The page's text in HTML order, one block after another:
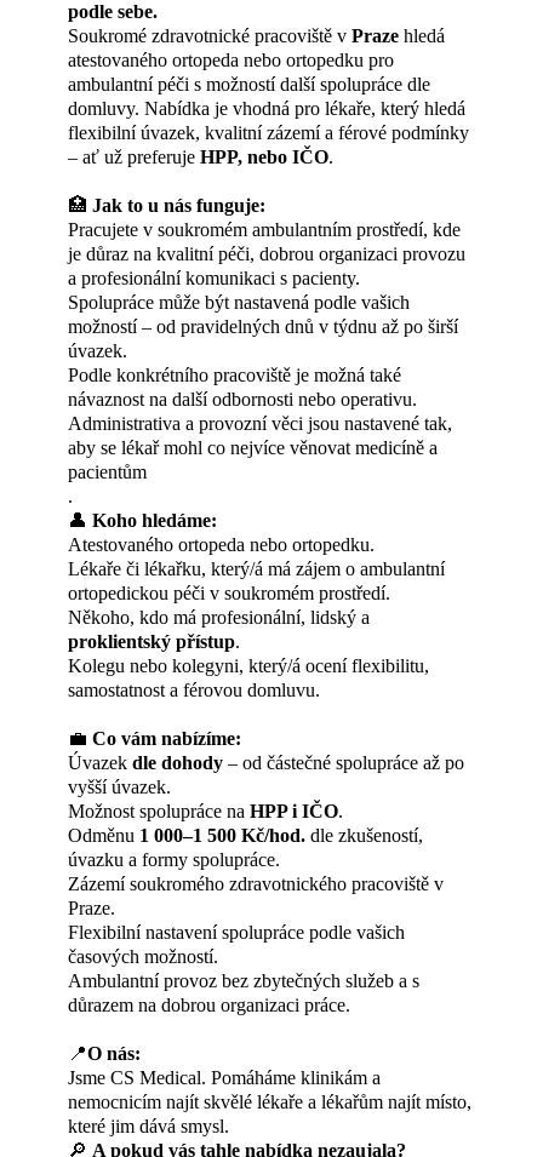
podle sebe.
Soukromé zdravotnické pracoviště v Praze hledá
atestovaného ortopeda nebo ortopedku pro
ambulantní péči s možností další spolupráce dle
domluvy. Nabídka je vhodná pro lékaře, který hledá
flexibilní úvazek, kvalitní zázemí a férové podmínky
– ať už preferuje HPP, nebo IČO.
🏥 Jak to u nás funguje:
Pracujete v soukromém ambulantním prostředí, kde
je důraz na kvalitní péči, dobrou organizaci provozu
a profesionální komunikaci s pacienty.
Spolupráce může být nastavená podle vašich
možností – od pravidelných dnů v týdnu až po širší
úvazek.
Podle konkrétního pracoviště je možná také
návaznost na další odbornosti nebo operativu.
Administrativa a provozní věci jsou nastavené tak,
aby se lékař mohl co nejvíce věnovat medicíně a
pacientům
.
👤 Koho hledáme:
Atestovaného ortopeda nebo ortopedku.
Lékaře či lékařku, který/á má zájem o ambulantní
ortopedickou péči v soukromém prostředí.
Někoho, kdo má profesionální, lidský a
proklientský přístup.
Kolegu nebo kolegyni, který/á ocení flexibilitu,
samostatnost a férovou domluvu.
💼 Co vám nabízíme:
Úvazek dle dohody – od částečné spolupráce až po
vyšší úvazek.
Možnost spolupráce na HPP i IČO.
Odměnu 1 000–1 500 Kč/hod. dle zkušeností,
úvazku a formy spolupráce.
Zázemí soukromého zdravotnického pracoviště v
Praze.
Flexibilní nastavení spolupráce podle vašich
časových možností.
Ambulantní provoz bez zbytečných služeb a s
důrazem na dobrou organizaci práce.
📍O nás:
Jsme CS Medical. Pomáháme klinikám a
nemocnicím najít skvělé lékaře a lékařům najít místo,
které jim dává smysl.
🔎 A pokud vás tahle nabídka nezaujala?